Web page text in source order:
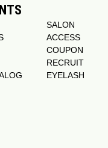
SALON
ACCESS
COUPON
RECRUIT
EYELASH